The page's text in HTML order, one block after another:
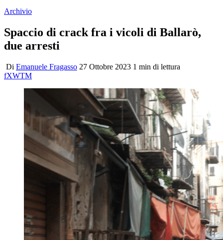
Archivio
Spaccio di crack fra i vicoli di Ballarò,
due arresti
Di Emanuele Fragasso 27 Ottobre 2023 1 min di lettura
fXWTM